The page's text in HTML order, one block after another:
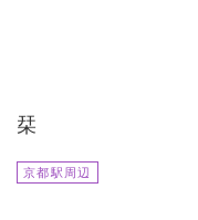
栞
京都駅周辺